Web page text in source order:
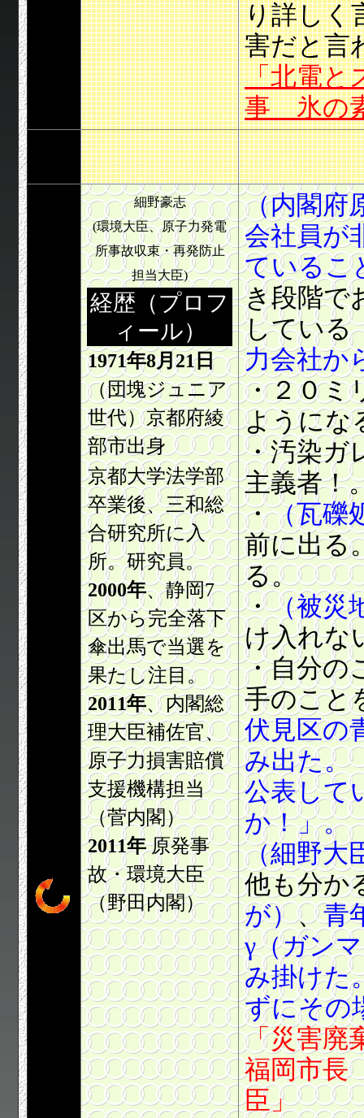
り詳しく
害だと言
「北電と
事 氷の
細野豪志
(環境大臣、原子力発電
所事故収束・再発防止
担当大臣)
経歴（プロフ
ィール）
1971年8月21日
（団塊ジュニア
世代）京都府綾
部市出身
京都大学法学部
卒業後、三和総
合研究所に入
所。研究員。
2000年、静岡7
区から完全落下
傘出馬で当選を
果たし注目。
2011年、内閣総
理大臣補佐官、
原子力損害賠償
支援機構担当
（菅内閣）
2011年原発事
故・環境大臣
（野田内閣）
（内閣府
会社員が
ているこ
き段階で
している
力会社か
・２０ミ
ようにな
・汚染ガ
主義者！
・（瓦礫
前に出る
る。
・（被災
け入れな
・自分の
手のこと
伏見区の
み出た。
公表して
か！」。
（細野大
他も分か
が）、青
γ（ガン
み掛けた
ずにその
「災害廃
福岡市長
臣」